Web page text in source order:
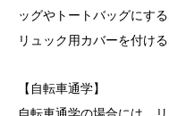
ッグやトートバッグにす
リュック用カバーを付け
【自転車通学】